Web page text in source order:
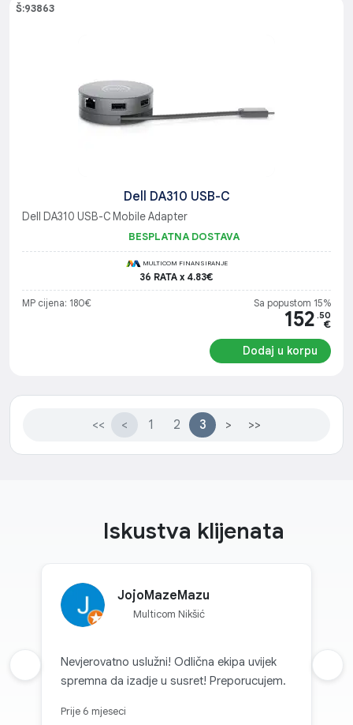
Š:93863
Dell DA310 USB-C
Dell DA310 USB-C Mobile Adapter
BESPLATNA DOSTAVA
MULTICOM FINANSIRANJE
36 RATA x 4.83€
MP cijena: 180€ Sa popustom 15%
152 .50
€
Dodaj u korpu
<< < 1 2 3 > >>
Iskustva klijenata
JojoMazeMazu
Multicom Nikšić
Nevjerovatno uslužni! Odlična ekipa uvijek
spremna da izadje u susret! Preporucujem.
Prije 6 mjeseci
Prethodna recenzija